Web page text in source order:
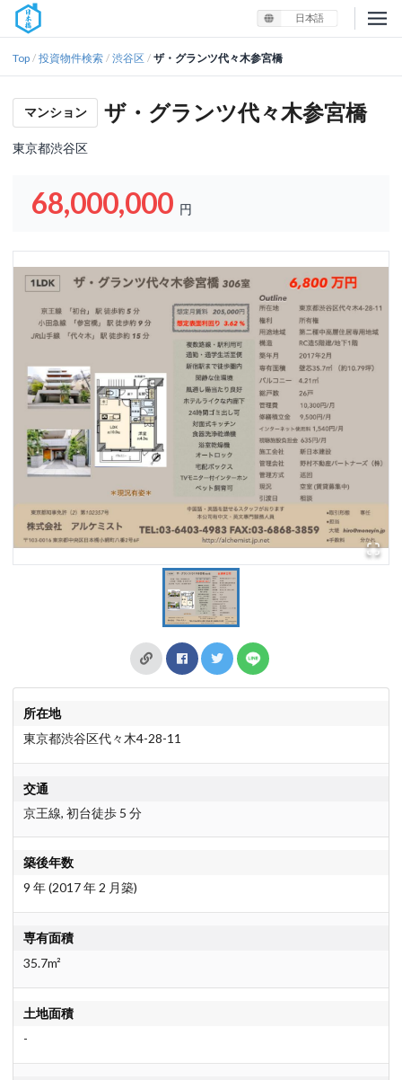
日本語
Top / 投資物件検索 / 渋谷区 / ザ・グランツ代々木参宮橋
マンション ザ・グランツ代々木参宮橋
東京都渋谷区
68,000,000 円
所在地
東京都渋谷区代々木4-28-11
交通
京王線, 初台徒歩 5 分
築後年数
9 年 (2017 年 2 月築)
専有面積
35.7m²
土地面積
-